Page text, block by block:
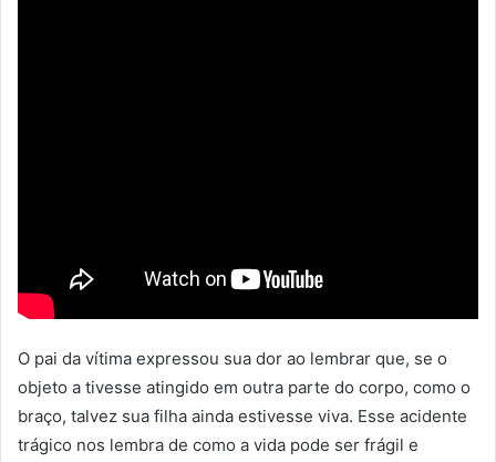
O pai da vítima expressou sua dor ao lembrar que, se o
objeto a tivesse atingido em outra parte do corpo, como o
braço, talvez sua filha ainda estivesse viva. Esse acidente
trágico nos lembra de como a vida pode ser frágil e